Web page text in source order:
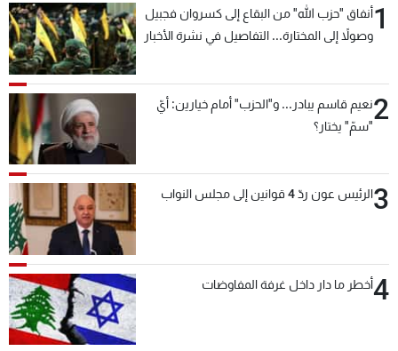
1أنفاق "حزب الله" من البقاع إلى كسروان فجبيل
وصولاً إلى المختارة... التفاصيل في نشرة الأخبار
2نعيم قاسم يبادر... و"الحزب" أمام خيارين: أيّ
"سمّ" يختار؟
3الرئيس عون ردّ 4 قوانين إلى مجلس النواب
4أخطر ما دار داخل غرفة المفاوضات